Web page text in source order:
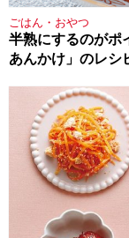
ごはん・おやつ
半熟にするのがポ
あんかけ」のレシ